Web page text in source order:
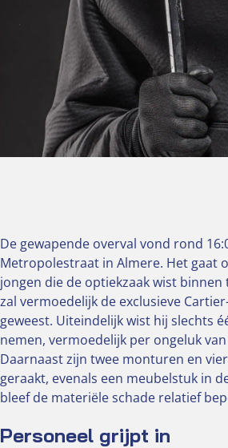
De gewapende overval vond rond
Metropolestraat in Almere. Het gaat
jongen die de optiekzaak wist
zal vermoedelijk de exclusieve
geweest. Uiteindelijk wist hij slechts
nemen, vermoedelijk per ongeluk
Daarnaast zijn twee monturen en
geraakt, evenals een meubelstuk in
bleef de materiële schade relatief
Personeel grijpt in